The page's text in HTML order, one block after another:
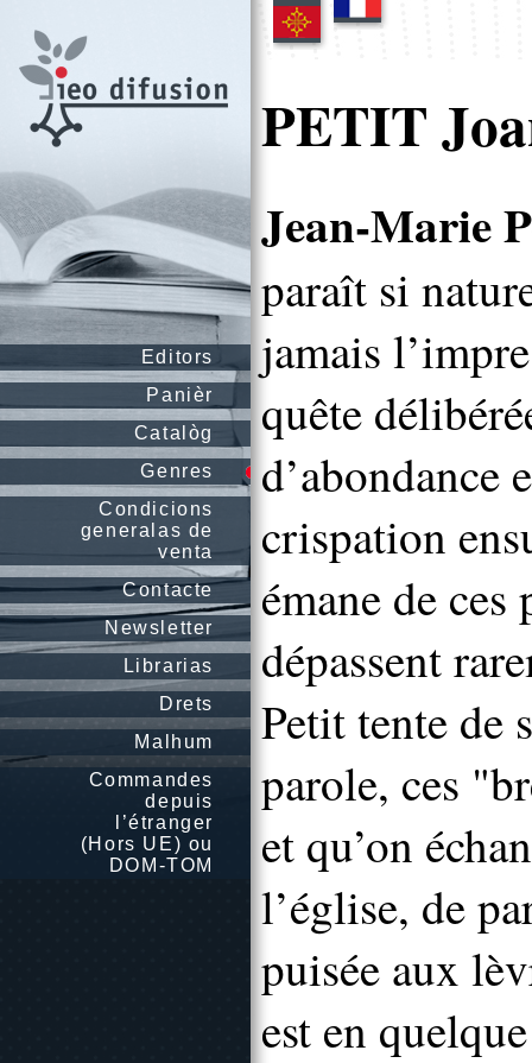
Editors
Panièr
Catalòg
Genres
Condicions
generalas de
venta
Contacte
Newsletter
Librarias
Drets
Malhum
Commandes
depuis
l’étranger
(Hors UE) ou
DOM-TOM
PETIT
Jean-Marie
paraît si
jamais
quête
d’abondance
crispation
émane de
dépassent
Petit tente de
parole, ces
et qu’on
l’église, de
puisée aux
est en